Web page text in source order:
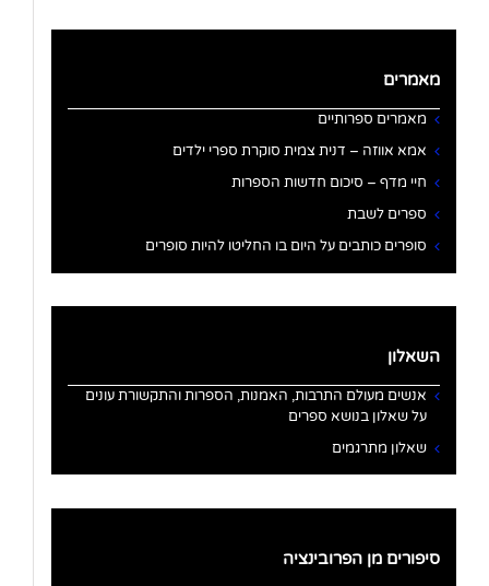
מאמרים
מאמרים ספרותיים
אמא אווזה – דנית צמית סוקרת ספרי ילדים
חיי מדף – סיכום חדשות הספרות
ספרים לשבת
סופרים כותבים על היום בו החליטו להיות סופרים
השאלון
אנשים מעולם התרבות, האמנות, הספרות והתקשורת עונים
על שאלון בנושא ספרים
שאלון מתרגמים
סיפורים מן הפרובינציה